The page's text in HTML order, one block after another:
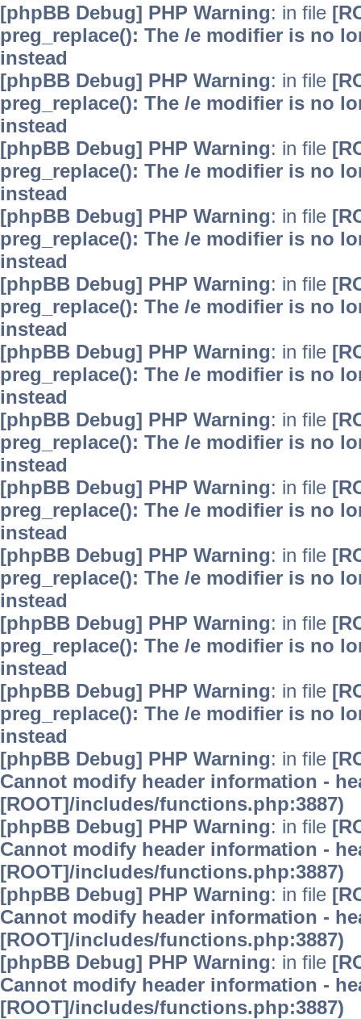
[phpBB Debug] PHP Warning: in file
preg_replace(): The /e modifier is no
instead
[phpBB Debug] PHP Warning: in file
preg_replace(): The /e modifier is no
instead
[phpBB Debug] PHP Warning: in file
preg_replace(): The /e modifier is no
instead
[phpBB Debug] PHP Warning: in file
preg_replace(): The /e modifier is no
instead
[phpBB Debug] PHP Warning: in file
preg_replace(): The /e modifier is no
instead
[phpBB Debug] PHP Warning: in file
preg_replace(): The /e modifier is no
instead
[phpBB Debug] PHP Warning: in file
preg_replace(): The /e modifier is no
instead
[phpBB Debug] PHP Warning: in file
preg_replace(): The /e modifier is no
instead
[phpBB Debug] PHP Warning: in file
preg_replace(): The /e modifier is no
instead
[phpBB Debug] PHP Warning: in file
preg_replace(): The /e modifier is no
instead
[phpBB Debug] PHP Warning: in file
preg_replace(): The /e modifier is no
instead
[phpBB Debug] PHP Warning: in file
Cannot modify header information -
[ROOT]/includes/functions.php:3887)
[phpBB Debug] PHP Warning: in file
Cannot modify header information -
[ROOT]/includes/functions.php:3887)
[phpBB Debug] PHP Warning: in file
Cannot modify header information -
[ROOT]/includes/functions.php:3887)
[phpBB Debug] PHP Warning: in file
Cannot modify header information -
[ROOT]/includes/functions.php:3887)